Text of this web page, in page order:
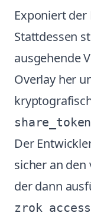
Exponiert
Stattdessen
ausgehende
Overlay her
Der
sicher an den
der dann